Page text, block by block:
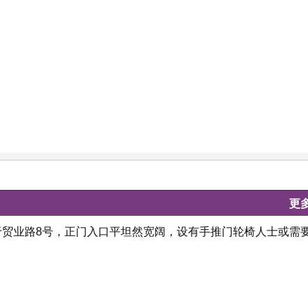
更
业路8号，正门入口平坦然宽阔，设有手推门轮椅人士或需